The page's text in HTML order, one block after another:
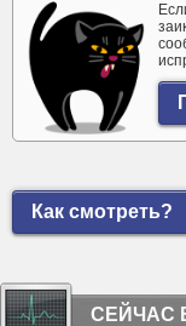
Как смотреть?
СЕЙЧАС